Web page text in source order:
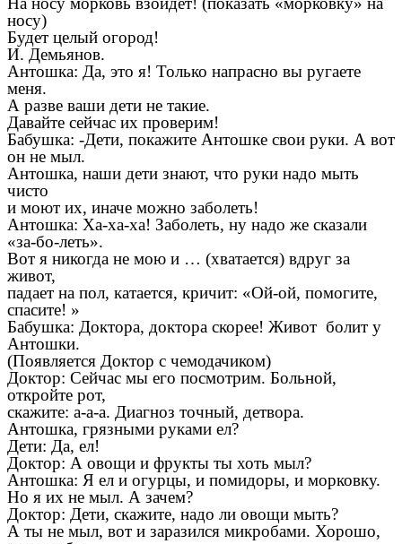
носу)
Будет целый огород!
И. Демьянов.
Антошка: Да, это я! Только напрасно вы ругаете
меня.
А разве ваши дети не такие.
Давайте сейчас их проверим!
Бабушка: -Дети, покажите Антошке свои руки. А вот
он не мыл.
Антошка, наши дети знают, что руки надо мыть
чисто
и моют их, иначе можно заболеть!
Антошка: Ха-ха-ха! Заболеть, ну надо же сказали
«за-бо-леть».
Вот я никогда не мою и … (хватается) вдруг за
живот,
падает на пол, катается, кричит: «Ой-ой, помогите,
спасите! »
Бабушка: Доктора, доктора скорее! Живот болит у
Антошки.
(Появляется Доктор с чемодачиком)
Доктор: Сейчас мы его посмотрим. Больной,
откройте рот,
скажите: а-а-а. Диагноз точный, детвора.
Антошка, грязными руками ел?
Дети: Да, ел!
Доктор: А овощи и фрукты ты хоть мыл?
Антошка: Я ел и огурцы, и помидоры, и морковку.
Но я их не мыл. А зачем?
Доктор: Дети, скажите, надо ли овощи мыть?
А ты не мыл, вот и заразился микробами. Хорошо,